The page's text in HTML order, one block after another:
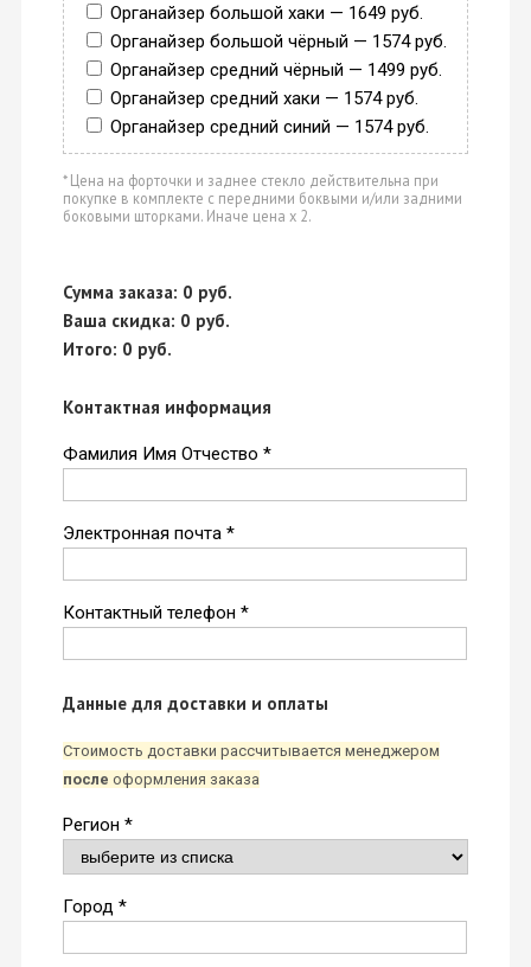
Органайзер большой хаки — 1649 руб.
Органайзер большой чёрный — 1574 руб.
Органайзер средний чёрный — 1499 руб.
Органайзер средний хаки — 1574 руб.
Органайзер средний синий — 1574 руб.
* Цена на форточки и заднее стекло действительна при
покупке в комплекте с передними боквыми и/или задними
боковыми шторками. Иначе цена х 2.
Сумма заказа: 0 руб.
Ваша скидка: 0 руб.
Итого: 0 руб.
Контактная информация
Фамилия Имя Отчество *
Электронная почта *
Контактный телефон *
Данные для доставки и оплаты
Стоимость доставки рассчитывается менеджером
после оформления заказа
Регион *
Город *